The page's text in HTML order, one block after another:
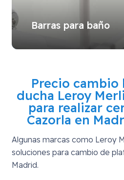
Barras para baño
Precio cambio
ducha Leroy
para realizar
Cazorla en
Algunas marcas como Leroy
soluciones para cambio de
Madrid.